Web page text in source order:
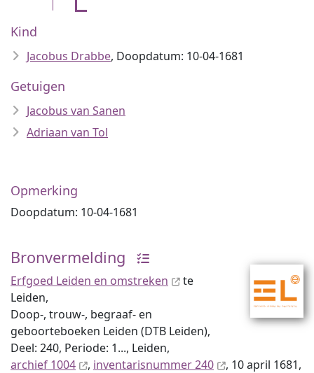
Kind
Jacobus Drabbe, Doopdatum: 10-04-1681
Getuigen
Jacobus van Sanen
Adriaan van Tol
Opmerking
Doopdatum: 10-04-1681
Bronvermelding
Erfgoed Leiden en omstreken
te
Leiden,
Doop-, trouw-, begraaf- en
geboorteboeken Leiden (DTB Leiden),
Deel: 240, Periode: 1..., Leiden,
archief 1004
, inventaris­num­mer 240
, 10 april 1681,